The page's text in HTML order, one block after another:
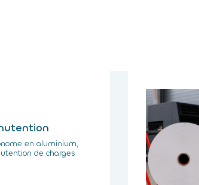
en aluminium,
de charges